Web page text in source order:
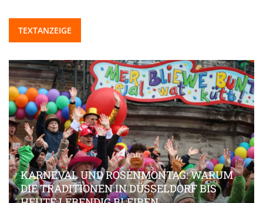
TEXTANZEIGE
KARNEVAL UND ROSENMONTAG: WARUM
DIE TRADITIONEN IN DÜSSELDORF BIS